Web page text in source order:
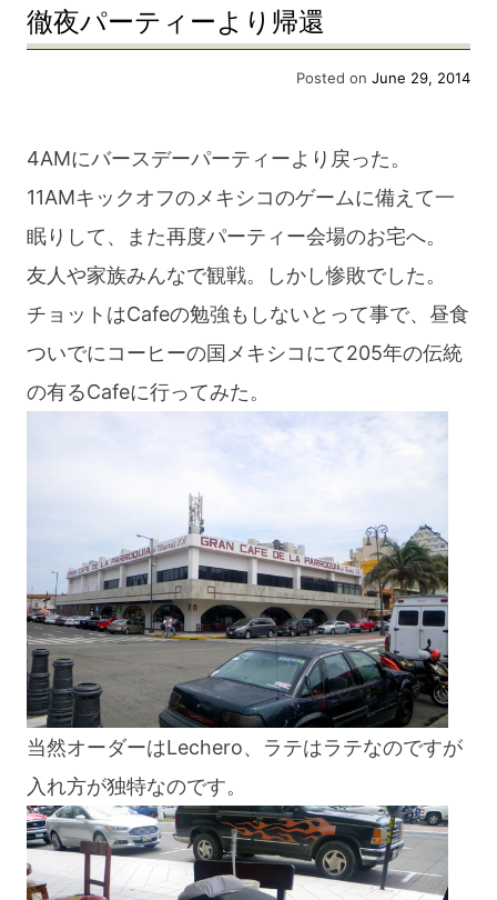
徹夜パーティーより帰還
Posted on June 29, 2014
4AMにバースデーパーティーより戻った。
11AMキックオフのメキシコのゲームに備えて一
眠りして、また再度パーティー会場のお宅へ。
友人や家族みんなで観戦。しかし惨敗でした。
チョットはCafeの勉強もしないとって事で、昼食
ついでにコーヒーの国メキシコにて205年の伝統
の有るCafeに行ってみた。
当然オーダーはLechero、ラテはラテなのですが
入れ方が独特なのです。